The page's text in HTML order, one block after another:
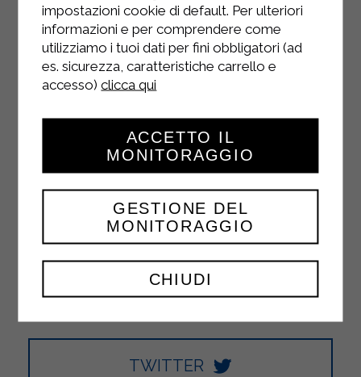
INSTAGRAM
FACEBOOK
YOUTUBE
TWITTER
impostazioni cookie di default. Per ulteriori
informazioni e per comprendere come
utilizziamo i tuoi dati per fini obbligatori (ad
es. sicurezza, caratteristiche carrello e
accesso)clicca qui
CHIUDI
GESTIONE DEL
MONITORAGGIO
ACCETTO IL
MONITORAGGIO